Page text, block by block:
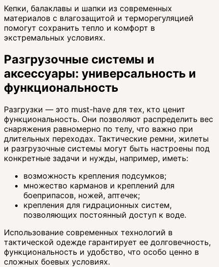
Кепки, балаклавы и шапки из современных
материалов с влагозащитой и терморегуляцией
помогут сохранить тепло и комфорт в
экстремальных условиях.
Разгрузочные системы и
аксессуары: универсальность и
функциональность
Разгрузки — это must-have для тех, кто ценит
функциональность. Они позволяют распределить вес
снаряжения равномерно по телу, что важно при
длительных переходах. Тактические ремни, жилеты
и разгрузочные системы могут быть настроены под
конкретные задачи и нужды, например, иметь:
возможность крепления подсумков;
множество карманов и креплений для
боеприпасов, ножей, аптечек;
крепления для гидрационных систем,
позволяющих постоянный доступ к воде.
Использование современных технологий в
тактической одежде гарантирует ее долговечность,
функциональность и удобство, что особо ценно в
сложных боевых условиях.